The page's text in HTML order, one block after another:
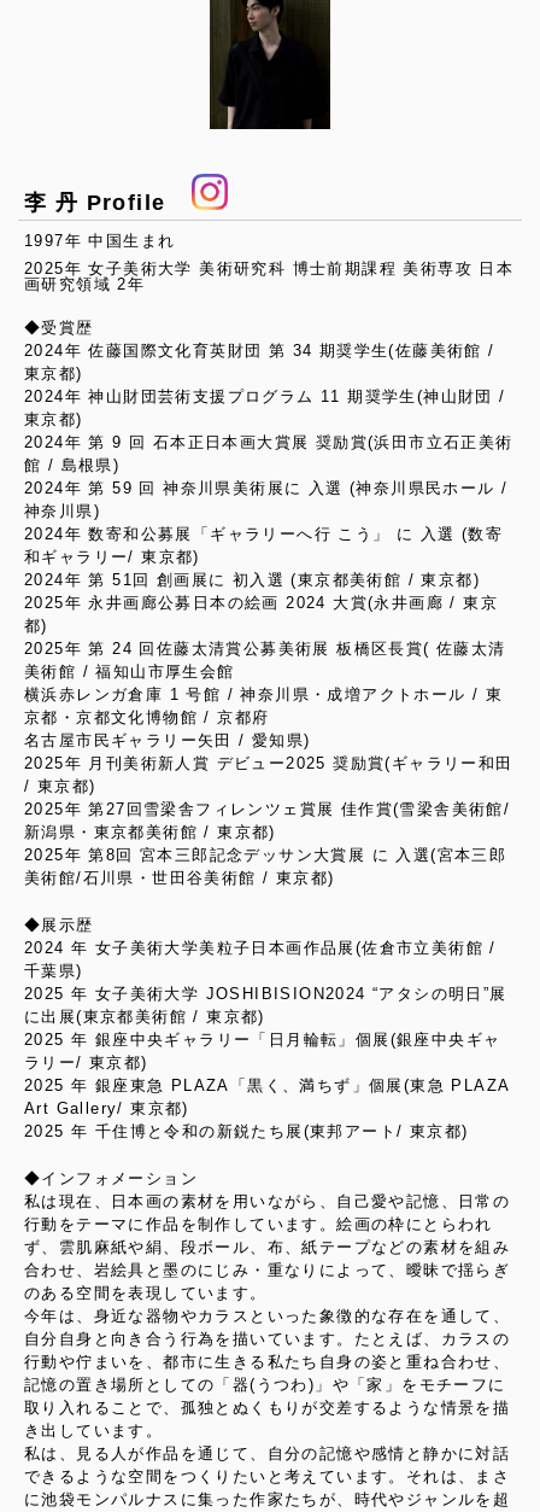
李 丹 Profile
1997年 中国生まれ
2025年 女子美術大学 美術研究科 博士前期課程 美術専攻 日本
画研究領域 2年
◆受賞歴
2024年 佐藤国際文化育英財団 第 34 期奨学生(佐藤美術館 /
東京都)
2024年 神山財団芸術支援プログラム 11 期奨学生(神山財団 /
東京都)
2024年 第 9 回 石本正日本画大賞展 奨励賞(浜田市立石正美術
館 / 島根県)
2024年 第 59 回 神奈川県美術展に 入選 (神奈川県民ホール /
神奈川県)
2024年 数寄和公募展「ギャラリーへ行 こう」 に 入選 (数寄
和ギャラリー/ 東京都)
2024年 第 51回 創画展に 初入選 (東京都美術館 / 東京都)
2025年 永井画廊公募日本の絵画 2024 大賞(永井画廊 / 東京
都)
2025年 第 24 回佐藤太清賞公募美術展 板橋区長賞( 佐藤太清
美術館 / 福知山市厚生会館
横浜赤レンガ倉庫 1 号館 / 神奈川県・成増アクトホール / 東
京都・京都文化博物館 / 京都府
名古屋市民ギャラリー矢田 / 愛知県)
2025年 月刊美術新人賞 デビュー2025 奨励賞(ギャラリー和田
/ 東京都)
2025年 第27回雪梁舎フィレンツェ賞展 佳作賞(雪梁舎美術館/
新潟県・東京都美術館 / 東京都)
2025年 第8回 宮本三郎記念デッサン大賞展 に 入選(宮本三郎
美術館/石川県・世田谷美術館 / 東京都)
◆展示歴
2024 年 女子美術大学美粒子日本画作品展(佐倉市立美術館 /
千葉県)
2025 年 女子美術大学 JOSHIBISION2024 “アタシの明日”展
に出展(東京都美術館 / 東京都)
2025 年 銀座中央ギャラリー「日月輪転」個展(銀座中央ギャ
ラリー/ 東京都)
2025 年 銀座東急 PLAZA「黒く、満ちず」個展(東急 PLAZA
Art Gallery/ 東京都)
2025 年 千住博と令和の新鋭たち展(東邦アート/ 東京都)
◆インフォメーション
私は現在、日本画の素材を用いながら、自己愛や記憶、日常の
行動をテーマに作品を制作しています。絵画の枠にとらわれ
ず、雲肌麻紙や絹、段ボール、布、紙テープなどの素材を組み
合わせ、岩絵具と墨のにじみ・重なりによって、曖昧で揺らぎ
のある空間を表現しています。
今年は、身近な器物やカラスといった象徴的な存在を通して、
自分自身と向き合う行為を描いています。たとえば、カラスの
行動や佇まいを、都市に生きる私たち自身の姿と重ね合わせ、
記憶の置き場所としての「器(うつわ)」や「家」をモチーフに
取り入れることで、孤独とぬくもりが交差するような情景を描
き出しています。
私は、見る人が作品を通じて、自分の記憶や感情と静かに対話
できるような空間をつくりたいと考えています。それは、まさ
に池袋モンパルナスに集った作家たちが、時代やジャンルを超